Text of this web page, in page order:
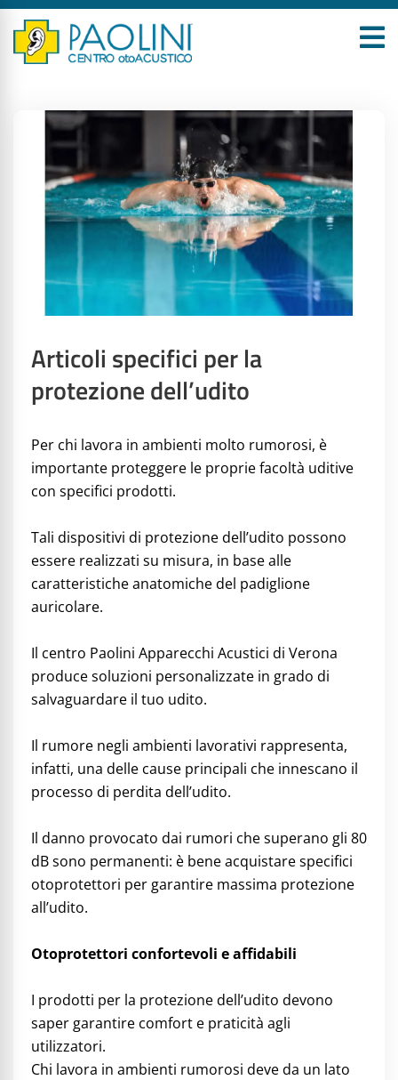
Articoli specifici per la
protezione dell’udito
Per chi lavora in ambienti molto rumorosi, è
importante proteggere le proprie facoltà uditive
con specifici prodotti.
Tali dispositivi di protezione dell’udito possono
essere realizzati su misura, in base alle
caratteristiche anatomiche del padiglione
auricolare.
Il centro Paolini Apparecchi Acustici di Verona
produce soluzioni personalizzate in grado di
salvaguardare il tuo udito.
Il rumore negli ambienti lavorativi rappresenta,
infatti, una delle cause principali che innescano il
processo di perdita dell’udito.
Il danno provocato dai rumori che superano gli 80
dB sono permanenti: è bene acquistare specifici
otoprotettori per garantire massima protezione
all’udito.
Otoprotettori confortevoli e affidabili
I prodotti per la protezione dell’udito devono
saper garantire comfort e praticità agli
utilizzatori.
Chi lavora in ambienti rumorosi deve da un lato